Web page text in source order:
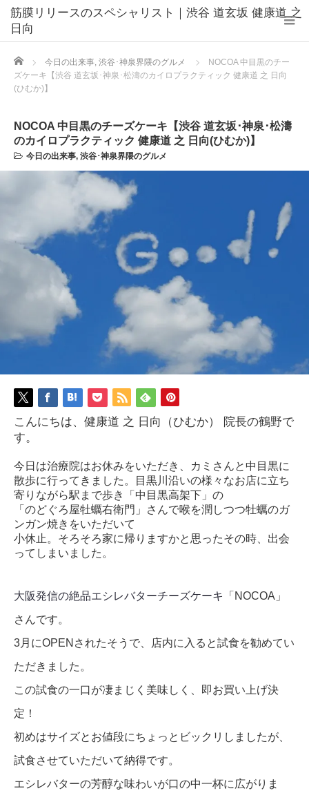
筋膜リリースのスペシャリスト｜渋谷 道玄坂 健康道 之
日向
Home 今日の出来事, 渋谷･神泉界隈のグルメ
NOCOA 中目黒のチー
ズケーキ【渋谷 道玄坂･神泉･松濤のカイロプラクティック 健康道 之 日向
(ひむか)】
NOCOA 中目黒のチーズケーキ【渋谷 道玄坂･神泉･松濤
のカイロプラクティック 健康道 之 日向(ひむか)】
今日の出来事, 渋谷･神泉界隈のグルメ
こんにちは、健康道 之 日向（ひむか） 院長の鶴野で
す。
今日は治療院はお休みをいただき、カミさんと中目黒に
散歩に行ってきました。
目黒川沿いの様々なお店に立ち
寄りながら駅まで歩き「中目黒高架下」の
「のどぐろ屋牡蠣右衛門」さんで喉を潤しつつ牡蠣のガ
ンガン焼きをいただいて
小休止。そろそろ家に帰りますかと思ったその時、出会
ってしまいました。
大阪発信の絶品エシレバターチーズケーキ
「NOCOA」
さんです。
3月にOPENされたそうで、店内に入ると試食を勧めてい
ただきました。
この試食の一口が凄まじく美味しく、即お買い上げ決
定！
初めはサイズとお値段にちょっとビックリしましたが、
試食させていただいて納得です。
エシレバターの芳醇な味わいが口の中一杯に広がりま